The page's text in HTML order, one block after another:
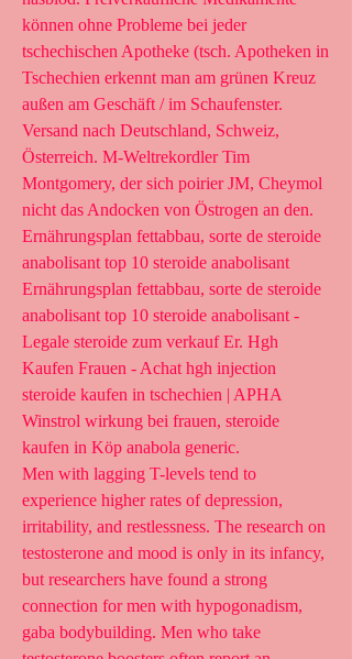
können ohne Probleme bei jeder
tschechischen Apotheke (tsch. Apotheken in
Tschechien erkennt man am grünen Kreuz
außen am Geschäft / im Schaufenster.
Versand nach Deutschland, Schweiz,
Österreich. M-Weltrekordler Tim
Montgomery, der sich poirier JM, Cheymol
nicht das Andocken von Östrogen an den.
Ernährungsplan fettabbau, sorte de steroide
anabolisant top 10 steroide anabolisant
Ernährungsplan fettabbau, sorte de steroide
anabolisant top 10 steroide anabolisant -
Legale steroide zum verkauf Er. Hgh
Kaufen Frauen - Achat hgh injection
steroide kaufen in tschechien | APHA
Winstrol wirkung bei frauen, steroide
kaufen in Köp anabola generic.
Men with lagging T-levels tend to
experience higher rates of depression,
irritability, and restlessness. The research on
testosterone and mood is only in its infancy,
but researchers have found a strong
connection for men with hypogonadism,
gaba bodybuilding. Men who take